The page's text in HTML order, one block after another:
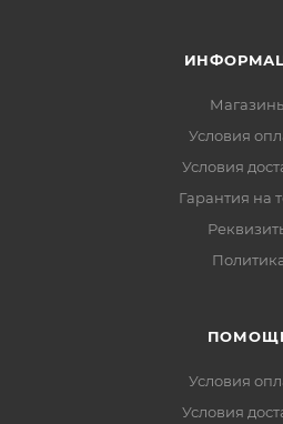
Условия
Условия
Гарантия на
Условия
Условия